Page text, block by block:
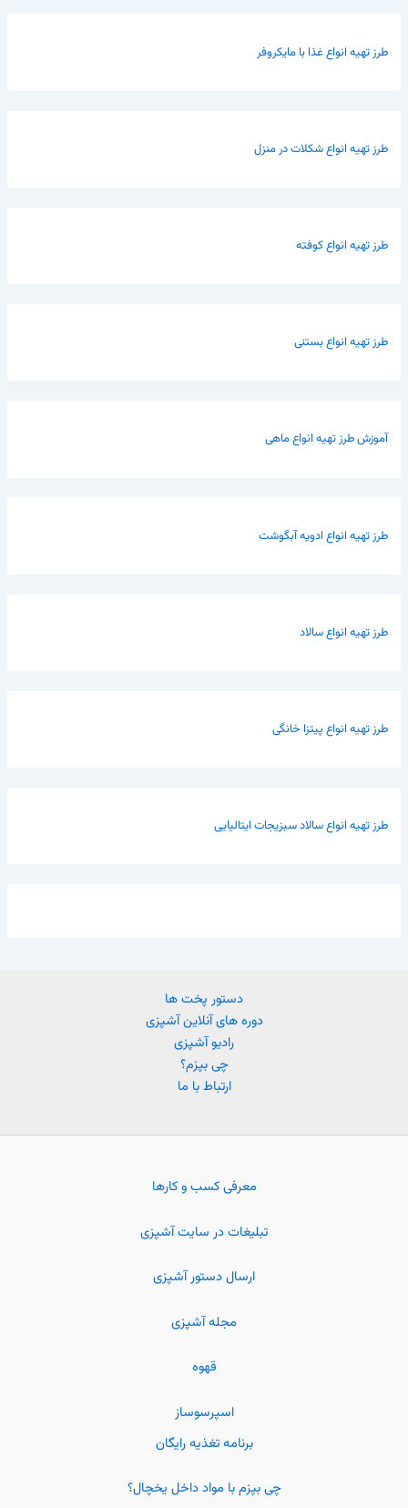
طرز تهیه انواع غذا با مایکروفر
طرز تهیه انواع شکلات در منزل
طرز تهیه انواع کوفته
طرز تهیه انواع بستنی
آموزش طرز تهیه انواع ماهی
طرز تهیه انواع ادویه آبگوشت
طرز تهیه انواع سالاد
طرز تهیه انواع پیتزا خانگی
طرز تهیه انواع سالاد سبزیجات ایتالیایی
دستور پخت ها
دوره های آنلاین آشپزی
رادیو آشپزی
چی بپزم؟
ارتباط با ما
معرفی کسب و کارها
تبلیغات در سایت آشپزی
ارسال دستور آشپزی
مجله آشپزی
قهوه
اسپرسوساز
برنامه تغذیه رایگان
چی بپزم با مواد داخل یخچال؟